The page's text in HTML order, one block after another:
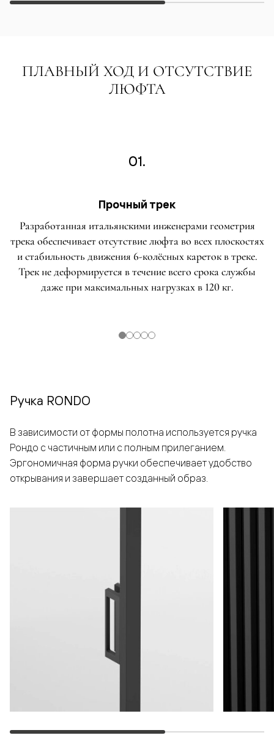
ПЛАВНЫЙ ХОД И ОТСУТСТВИЕ
ЛЮФТА
01.
Прочный трек
Разработанная итальянскими инженерами геометрия
трека обеспечивает отсутствие люфта во всех плоскостях
и стабильность движения 6-колёсных кареток в треке.
Трек не деформируется в течение всего срока службы
даже при максимальных нагрузках в 120 кг.
Ручка RONDO
В зависимости от формы полотна используется ручка
Рондо с частичным или с полным прилеганием.
Эргономичная форма ручки обеспечивает удобство
открывания и завершает созданный образ.